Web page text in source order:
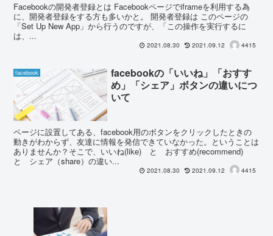
Facebookの開発者登録とは Facebookページでiframeを利用する為
に、開発者登録をする方も多いかと。 開発者登録は このページの
「Set Up New App」から行うのですが、「この操作を実行するに
は、...
2021.08.30 2021.09.12 4415
facebook
facebookの「いいね」「おすす
め」「シェア」ボタンの違いにつ
いて
ページに設置してある、facebook用のボタンをクリックしたときの
動きがわからず、友達に情報を発信できていなかった。ということは
ありませんか？そこで、いいね(like) と おすすめ(recommend)
と シェア（share）の違い...
2021.08.30 2021.09.12 4415